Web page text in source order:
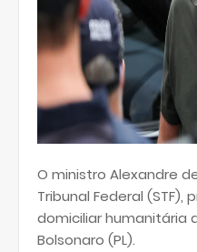
O ministro Alexandre
Tribunal Federal (STF),
domiciliar humanitária
Bolsonaro (PL).